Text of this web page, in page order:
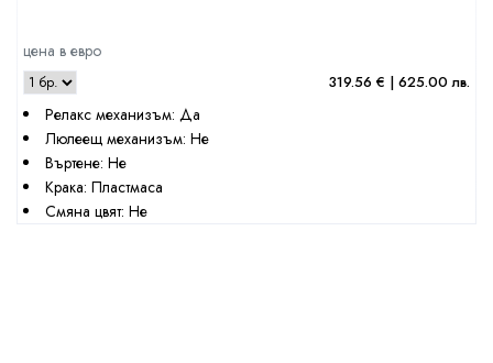
цена в евро
319.56 € | 625.00 лв.
Релакс механизъм: Да
Люлеещ механизъм: Не
Въртене: Не
Крака: Пластмаса
Смяна цвят: Не